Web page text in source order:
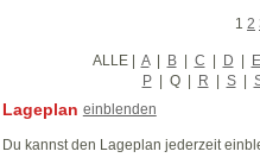
1 2
ALLE| A | B | C | D | E
P | Q | R | S |
Lageplan einblenden
Du kannst den Lageplan jederzeit